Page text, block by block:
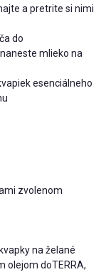
a pretrite si nimi
do
mlieko na
esenciálneho
zvolenom
na želané
olejom doTERRA,